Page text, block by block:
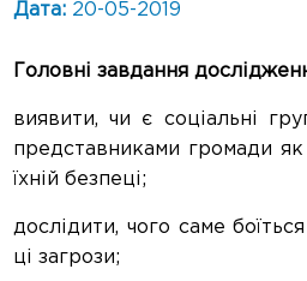
Дата: 20-05-2019
Головні завдання
виявити, чи є соціальні
представниками громади
їхній безпеці;
дослідити, чого саме
ці загрози;